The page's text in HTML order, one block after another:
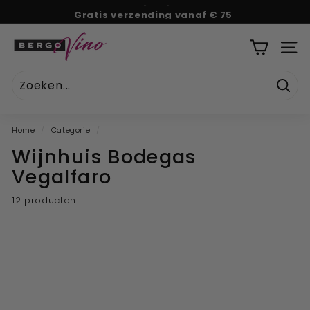
tekst
Pauze
Gratis verzending vanaf € 75
B
e
g
V
i
n
o
''U
Home Categorie
Wijnhuis Bodegas
Vegalfaro
12 producten